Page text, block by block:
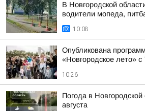
В Новгородской
водители мопеда,
10:08
Опубликована
«Новгородское лето» с
10:26
Погода в Новгородской
августа